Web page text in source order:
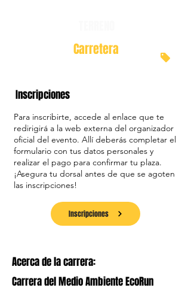
Carretera
Inscripciones
Para inscribirte, accede al enlace que te
redirigirá a la web externa del organizador
oficial del evento. Allí deberás completar el
formulario con tus datos personales y
realizar el pago para confirmar tu plaza.
¡Asegura tu dorsal antes de que se agoten
las inscripciones!
Inscripciones
Acerca de la carrera:
Carrera del Medio Ambiente EcoRun